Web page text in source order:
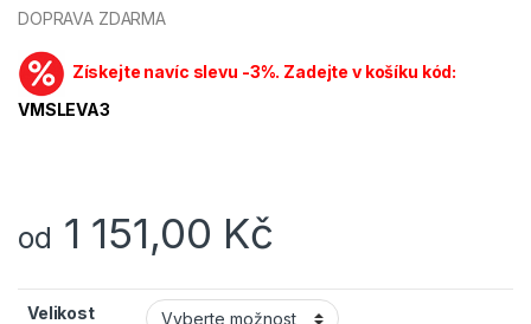
DOPRAVA ZDARMA
Získejte navíc slevu -3%. Zadejte v košíku kód:
VMSLEVA3
od 1 151,00 Kč
Velikost